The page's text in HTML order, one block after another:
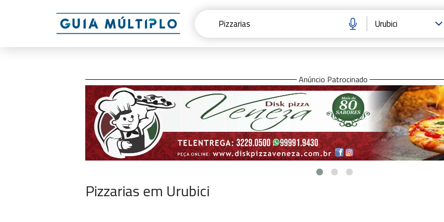
Anúncio Patrocinado
Pizzarias em Urubici